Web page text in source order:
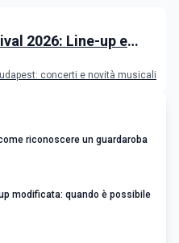
2026: Line-up e
concerti e novità musicali
riconoscere un guardaroba
modificata: quando è possibile